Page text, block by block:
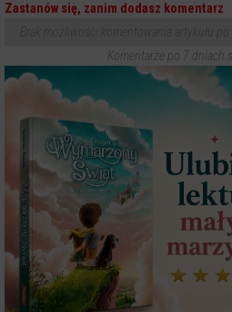
Zastanów się, zanim dodasz komentarz
Komentarze po 7 dniach